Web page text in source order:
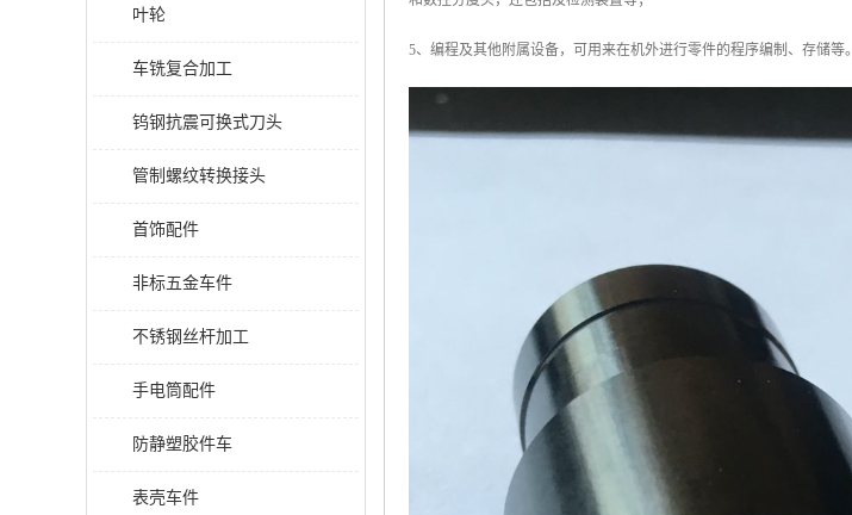
叶轮
车铣复合加工
钨钢抗震可换式刀头
管制螺纹转换接头
首饰配件
非标五金车件
不锈钢丝杆加工
手电筒配件
防静塑胶件车
表壳车件
5、编程及其他附属设备，可用来在机外进行零件的程序编制、存储等。